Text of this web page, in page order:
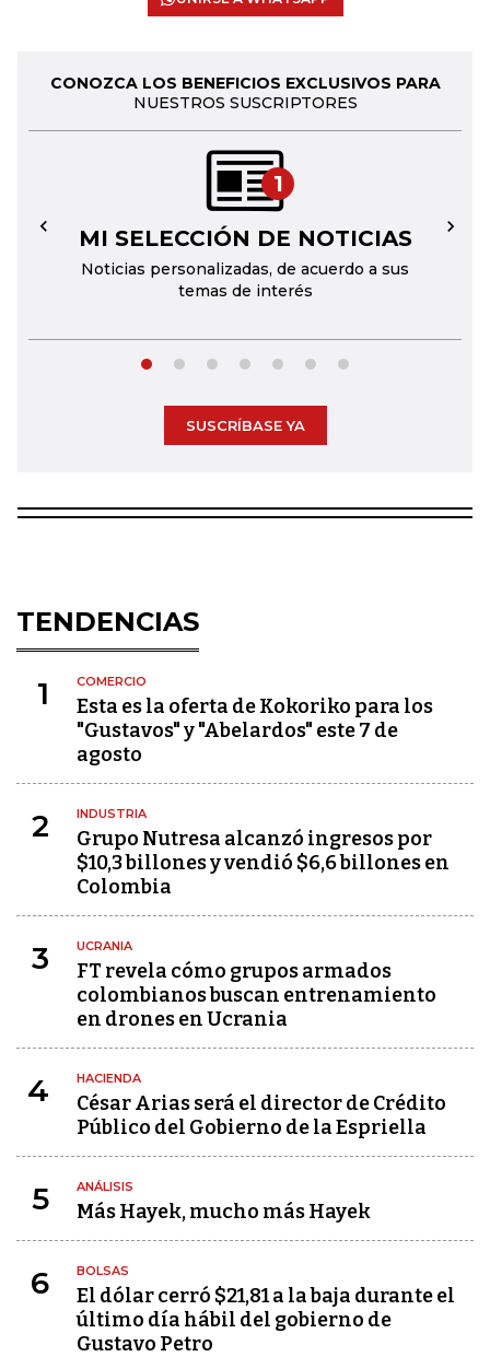
CONOZCA LOS BENEFICIOS EXCLUSIVOS PARA
NUESTROS SUSCRIPTORES
1
MI SELECCIÓN DE NOTICIAS
Noticias personalizadas, de acuerdo a sus
temas de interés
← →
SUSCRÍBASE YA
TENDENCIAS
1 COMERCIO
Esta es la oferta de Kokoriko para los
"Gustavos" y "Abelardos" este 7 de
agosto
2 INDUSTRIA
Grupo Nutresa alcanzó ingresos por
$10,3 billones y vendió $6,6 billones en
Colombia
3 UCRANIA
FT revela cómo grupos armados
colombianos buscan entrenamiento
en drones en Ucrania
4 HACIENDA
César Arias será el director de Crédito
Público del Gobierno de la Espriella
5 ANÁLISIS
Más Hayek, mucho más Hayek
6 BOLSAS
El dólar cerró $21,81 a la baja durante el
último día hábil del gobierno de
Gustavo Petro